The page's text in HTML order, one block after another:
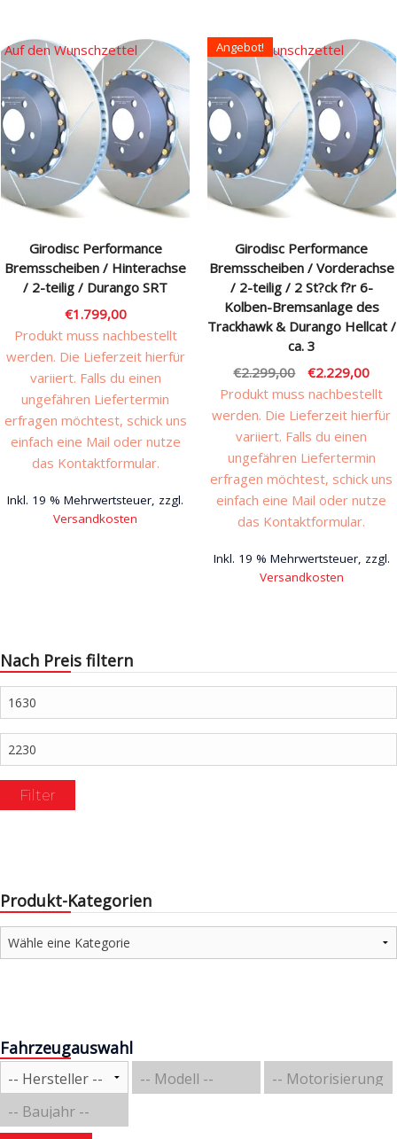
Girodisc Performance
Bremsscheiben / Hinterachse
/ 2-teilig / Durango SRT
€1.799,00
Produkt muss nachbestellt
werden. Die Lieferzeit hierfür
variiert. Falls du einen
ungefähren Liefertermin
erfragen möchtest, schick uns
einfach eine Mail oder nutze
das Kontaktformular.
Inkl. 19 % Mehrwertsteuer, zzgl.
Versandkosten
Auf den Wunschzettel Angebot!
Girodisc Performance
Bremsscheiben / Vorderachse
/ 2-teilig / 2 St?ck f?r 6-
Kolben-Bremsanlage des
Trackhawk & Durango Hellcat /
ca. 3
€2.299,00
Ursprünglicher
Preis
war:
€2.299,00
€2.229,00
ist:
Produkt muss nachbestellt
werden. Die Lieferzeit hierfür
variiert. Falls du einen
ungefähren Liefertermin
erfragen möchtest, schick uns
einfach eine Mail oder nutze
das Kontaktformular.
Inkl. 19 % Mehrwertsteuer, zzgl.
Versandkosten
Auf den Wunschzettel
Nach Preis filtern
Min.
Preis
Max.
Preis
Filter
Produkt-Kategorien
Fahrzeugauswahl